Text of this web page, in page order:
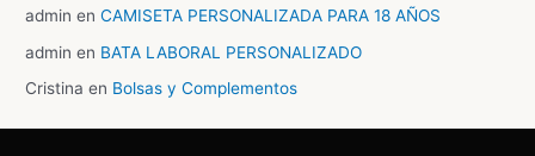
admin enCAMISETA PERSONALIZADA PARA 18 AÑOS
admin en BATA LABORAL PERSONALIZADO
Cristina en Bolsas y Complementos